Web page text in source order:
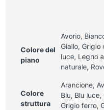
Colore del
piano
Avorio,
Giallo, Grigio
luce, Legno
naturale,
Colore
struttura
Arancione,
Blu, Blu luce,
Grigio ferro,